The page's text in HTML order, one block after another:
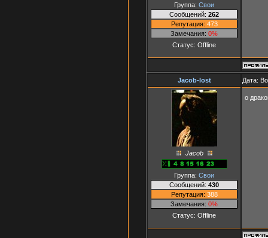
Группа: Свои
Сообщений: 262
Репутация: 473
Замечания: 0%
Статус: Offline
Jacob-lost Дата:
Jacob
Группа: Свои
Сообщений: 430
Репутация: 388
Замечания: 0%
Статус: Offline
о